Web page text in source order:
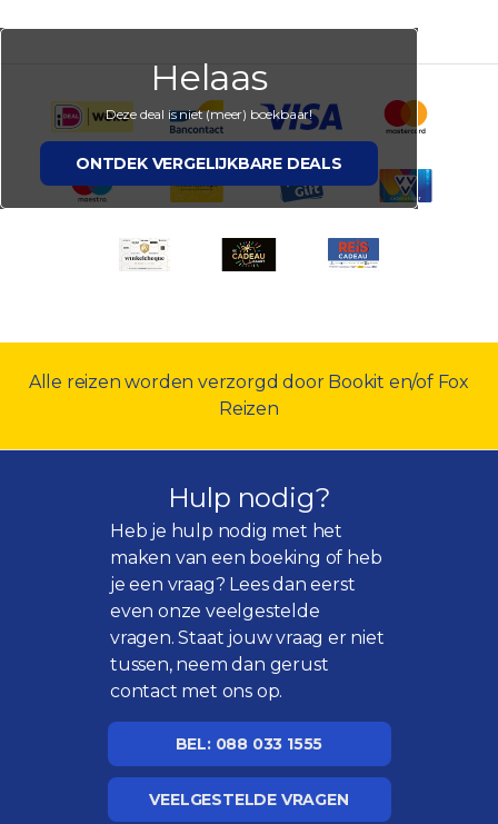
Helaas
Deze deal is niet (meer) boekbaar!
ONTDEK VERGELIJKBARE DEALS
Alle reizen worden verzorgd door Bookit en/of Fox
Reizen
Hulp nodig?
Heb je hulp nodig met het
maken van een boeking of heb
je een vraag? Lees dan eerst
even onzeveelgestelde
vragen. Staat jouw vraag er niet
tussen, neem dan gerust
contact met ons op.
BEL: 088 033 1555
VEELGESTELDE VRAGEN